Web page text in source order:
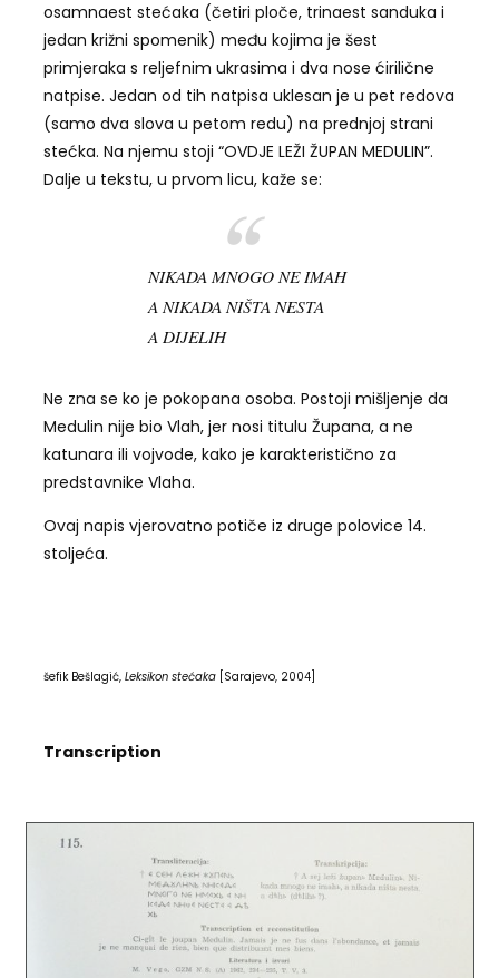
osamnaest stećaka (četiri ploče, trinaest sanduka i
jedan križni spomenik) među kojima je šest
primjeraka s reljefnim ukrasima i dva nose ćirilične
natpise. Jedan od tih natpisa uklesan je u pet redova
(samo dva slova u petom redu) na prednjoj strani
stećka. Na njemu stoji “OVDJE LEŽI ŽUPAN MEDULIN”.
Dalje u tekstu, u prvom licu, kaže se:
NIKADA MNOGO NE IMAH
A NIKADA NIŠTA NESTA
A DIJELIH
Ne zna se ko je pokopana osoba. Postoji mišljenje da
Medulin nije bio Vlah, jer nosi titulu Župana, a ne
katunara ili vojvode, kako je karakteristično za
predstavnike Vlaha.
Ovaj napis vjerovatno potiče iz druge polovice 14.
stoljeća.
šefik Bešlagić, Leksikon stećaka [Sarajevo, 2004]
Transcription